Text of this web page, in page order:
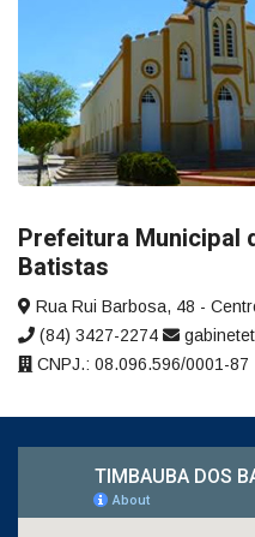
Prefeitura Municipal
Batistas
Rua Rui Barbosa, 48 -
(84) 3427-2274
CNPJ.: 08.096.596/0001-87